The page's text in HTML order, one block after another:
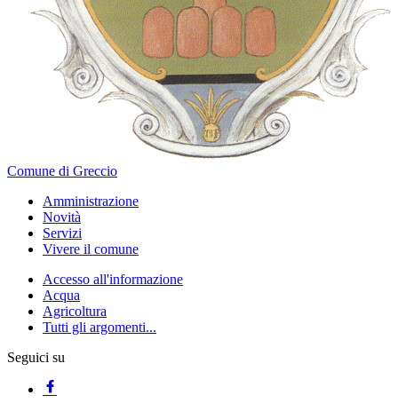
Comune di Greccio
Amministrazione
Novità
Servizi
Vivere il comune
Accesso all'informazione
Acqua
Agricoltura
Tutti gli argomenti...
Seguici su